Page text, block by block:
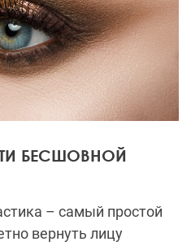
БЕСШОВНОЙ
– самый простой
вернуть лицу